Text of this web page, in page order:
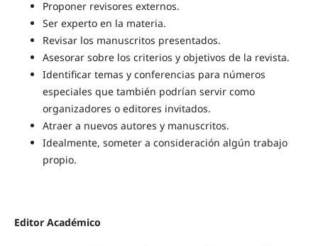
Proponer revisores externos.
Ser experto en la materia.
Revisar los manuscritos presentados.
Asesorar sobre los criterios y objetivos de la revista.
Identificar temas y conferencias para números
especiales que también podrían servir como
organizadores o editores invitados.
Atraer a nuevos autores y manuscritos.
Idealmente, someter a consideración algún trabajo
propio.
Editor Académico